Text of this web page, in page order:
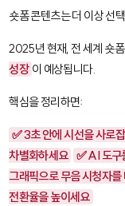
숏폼 콘텐츠는 더 이상 선
2025년 현재, 전 세계 숏
성장 이 예상됩니다.
핵심을 정리하면:
✅ 3초 안에 시선을 사로
차별화하세요 ✅ AI 도구
그래픽으로 무음 시청자
전환율을 높이세요